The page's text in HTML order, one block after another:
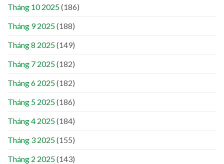
Tháng 10 2025(186)
Tháng 9 2025(188)
Tháng 8 2025(149)
Tháng 7 2025(182)
Tháng 6 2025(182)
Tháng 5 2025(186)
Tháng 4 2025(184)
Tháng 3 2025(155)
Tháng 2 2025(143)